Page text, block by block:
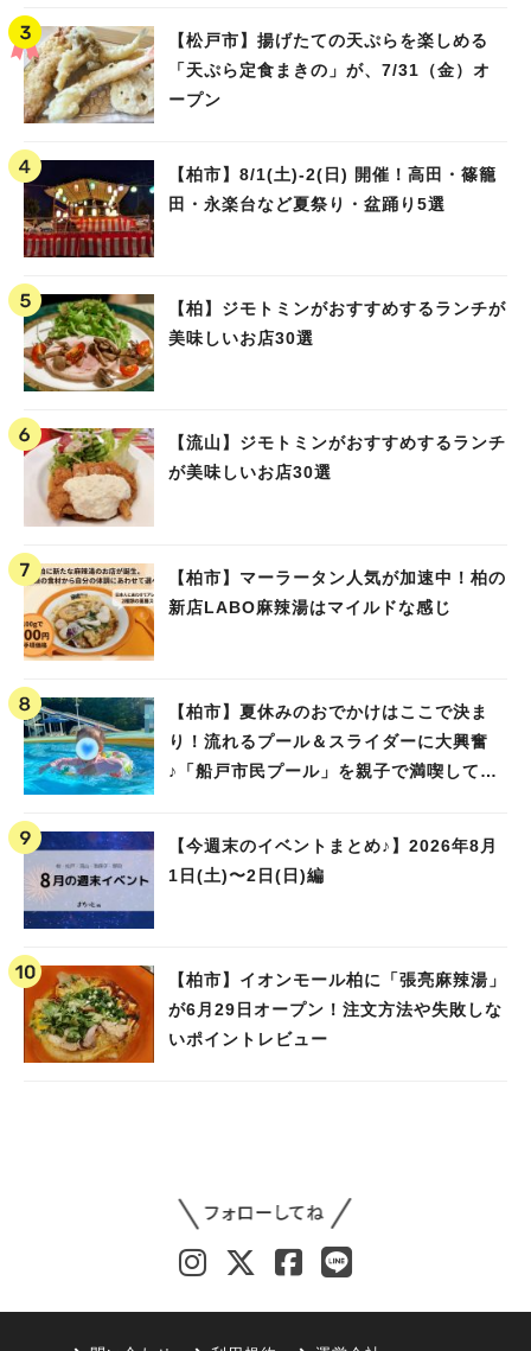
【松戸市】揚げたての天ぷらを楽しめる
「天ぷら定食まきの」が、7/31（金）オ
ープン
【柏市】8/1(土)‐2(日) 開催！高田・篠籠
田・永楽台など夏祭り・盆踊り5選
【柏】ジモトミンがおすすめするランチが
美味しいお店30選
【流山】ジモトミンがおすすめするランチ
が美味しいお店30選
【柏市】マーラータン人気が加速中！柏の
新店LABO麻辣湯はマイルドな感じ
【柏市】夏休みのおでかけはここで決ま
り！流れるプール＆スライダーに大興奮
♪「船戸市民プール」を親子で満喫してき
【今週末のイベントまとめ♪】2026年8月
1日(土)〜2日(日)編
【柏市】イオンモール柏に「張亮麻辣湯」
が6月29日オープン！注文方法や失敗しな
いポイントレビュー